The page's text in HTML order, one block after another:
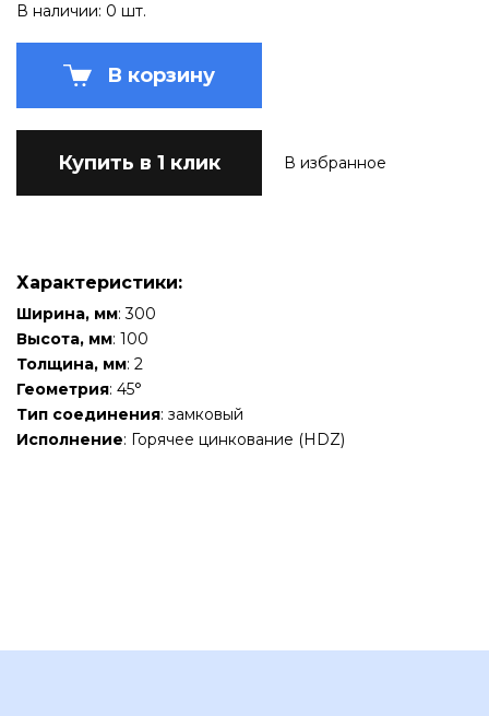
В наличии: 0 шт.
В корзину
Купить в 1 клик В избранное
Характеристики:
Ширина, мм: 300
Высота, мм: 100
Толщина, мм: 2
Геометрия: 45°
Тип соединения: замковый
Исполнение: Горячее цинкование (HDZ)